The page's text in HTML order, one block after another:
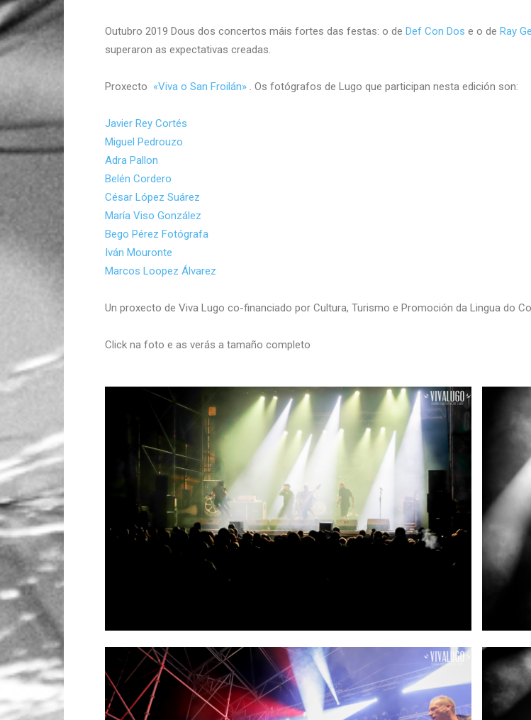
Outubro 2019 Dous dos concertos máis fortes das festas: o de Def Con Dos e o de Ray
superaron as expectativas creadas.
Proxecto «Viva o San Froilán» . Os fotógrafos de Lugo que participan nesta edición son:
Javier Rey Cortés
Miguel Pedrouzo
Adra Pallon
Belén Cordero
César López Suárez
María Viso González
Bego Pérez Fotógrafa
Iván Mouronte
Marcos Loopez Álvarez
Un proxecto de Viva Lugo co-financiado por Cultura, Turismo e Promoción da Lingua do
Click na foto e as verás a tamaño completo